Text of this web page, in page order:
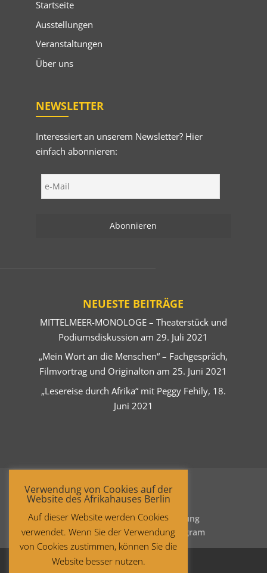
Startseite
Ausstellungen
Veranstaltungen
Über uns
NEWSLETTER
Interessiert an unserem Newsletter? Hier
einfach abonnieren:
NEUESTE BEITRÄGE
MITTELMEER-MONOLOGE – Theaterstück und
Podiumsdiskussion am 29. Juli 2021
„Mein Wort an die Menschen“ – Fachgespräch,
Filmvortrag und Originalton am 25. Juni 2021
„Lesereise durch Afrika“ mit Peggy Fehily, 18.
Juni 2021
Startseite
Datenschutzerklärung
Impressum
Facebook Instagram
Verwendung von Cookies auf der
Website des Afrikahauses Berlin
Auf dieser Website werden Cookies
verwendet. Wenn Sie der Verwendung
von Cookies zustimmen, können Sie die
Website besser nutzen.